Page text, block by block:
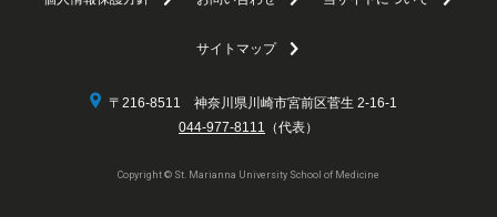
サイトマップ
〒216-8511 神奈川県川崎市宮前区菅生 2-16-1
044-977-8111 （代表）
Copyright © St. Marianna University School of Medicine